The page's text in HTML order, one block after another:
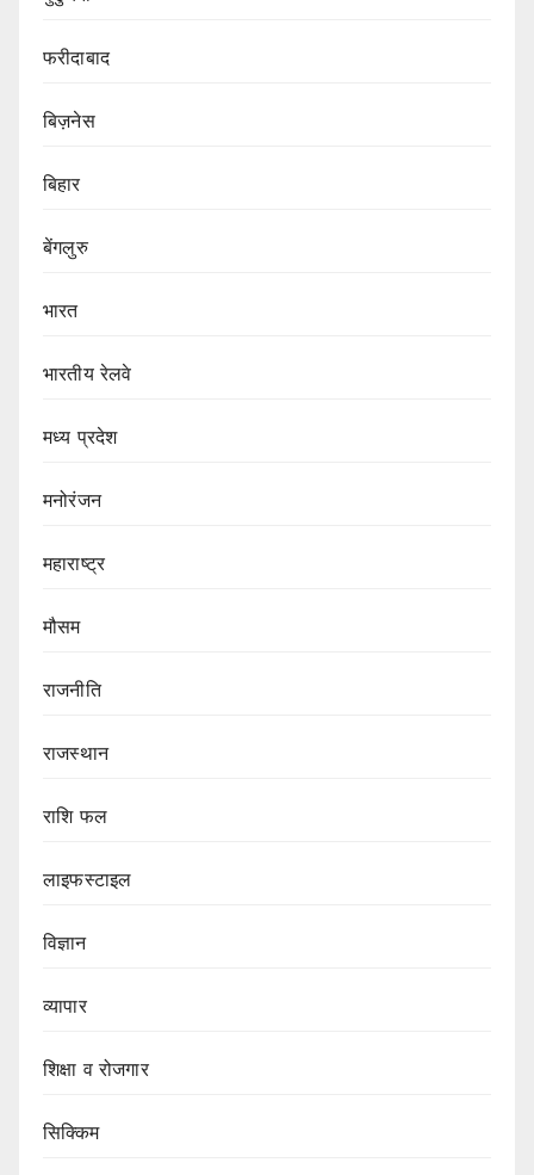
फरीदाबाद
बिज़नेस
बिहार
बेंगलुरु
भारत
भारतीय रेलवे
मध्य प्रदेश
मनोरंजन
महाराष्ट्र
मौसम
राजनीति
राजस्थान
राशि फल
लाइफस्टाइल
विज्ञान
व्यापार
शिक्षा व रोजगार
सिक्किम